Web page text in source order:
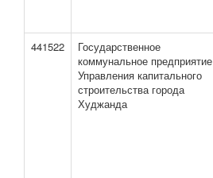
441522
Государственное
коммунальное предприятие
Управления капитального
строительства города
Худжанда